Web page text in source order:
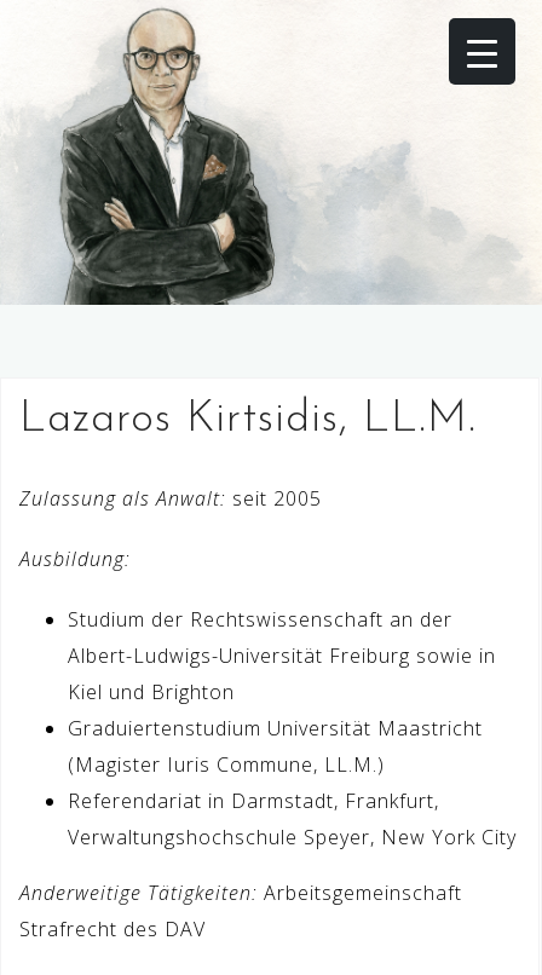
Lazaros Kirtsidis, LL.M.
Zulassung als Anwalt: seit 2005
Ausbildung:
Studium der Rechtswissenschaft an der
Albert-Ludwigs-Universität Freiburg sowie in
Kiel und Brighton
Graduiertenstudium Universität Maastricht
(Magister Iuris Commune, LL.M.)
Referendariat in Darmstadt, Frankfurt,
Verwaltungshochschule Speyer, New York City
Anderweitige Tätigkeiten: Arbeitsgemeinschaft
Strafrecht des DAV